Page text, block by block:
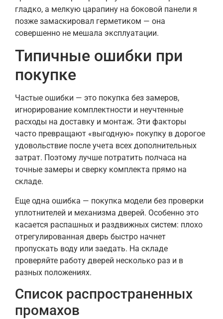
гладко, а мелкую царапину на боковой панели я
позже замаскировал герметиком — она
совершенно не мешала эксплуатации.
Типичные ошибки при
покупке
Частые ошибки — это покупка без замеров,
игнорирование комплектности и неучтенные
расходы на доставку и монтаж. Эти факторы
часто превращают «выгодную» покупку в дорогое
удовольствие после учета всех дополнительных
затрат. Поэтому лучше потратить полчаса на
точные замеры и сверку комплекта прямо на
складе.
Еще одна ошибка — покупка модели без проверки
уплотнителей и механизма дверей. Особенно это
касается распашных и раздвижных систем: плохо
отрегулированная дверь быстро начнет
пропускать воду или заедать. На складе
проверяйте работу дверей несколько раз и в
разных положениях.
Список распространенных
промахов